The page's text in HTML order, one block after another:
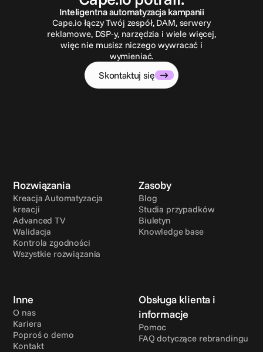
Inteligentna automatyzacja kampanii
Cape.io łączy Twój zespół, DAM, serwery
reklamowe, DSP-y, narzędzia i wiele więcej,
więc nie musisz niczego wywracać i
wymieniać.
Skontaktuj się
Rozwiązania
Kreacja Automatyzacja
kreacji
Advanced TV
Walidacja
Kontrola zgodności
Wszystkie rozwiązania
Zasoby
Blog
Studia przypadków
Biuletyn
Knowledge base
Inne
O nas
Kariera
Poproś o demo
Kontakt
Obsługa klienta i
informacje
Pomoc
FAQ dotyczące rebrandingu